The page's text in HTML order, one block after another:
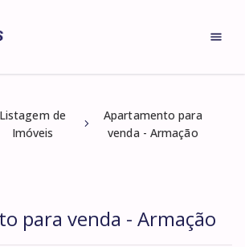
Listagem de
Imóveis
Apartamento para
venda - Armação
para venda - Armação